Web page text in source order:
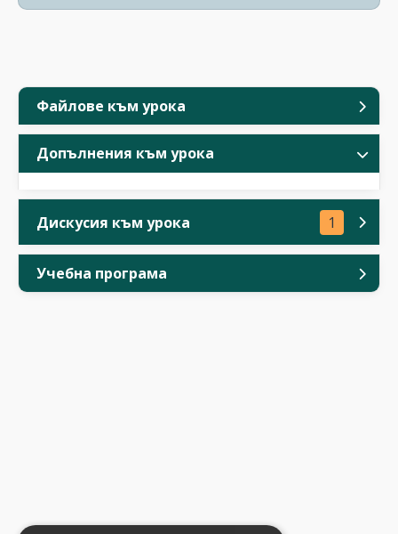
Файлове към урока
Допълнения към урока
Дискусия към урока 1
Учебна програма